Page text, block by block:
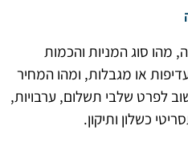
מהו סוג המניות והכמות
או מגבלות, ומהו המחיר
לפרט שלבי תשלום, ערבויות,
כשלון ותיקון.